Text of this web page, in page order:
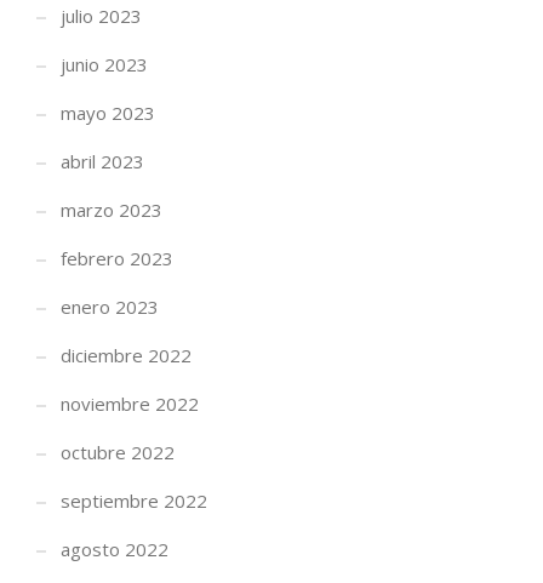
julio 2023
junio 2023
mayo 2023
abril 2023
marzo 2023
febrero 2023
enero 2023
diciembre 2022
noviembre 2022
octubre 2022
septiembre 2022
agosto 2022